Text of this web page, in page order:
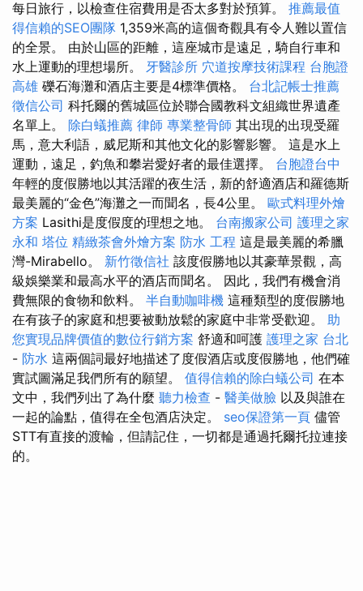
每日旅行，以檢查住宿費用是否太多對於預算。 推薦最值
得信賴的SEO團隊 1,359米高的這個奇觀具有令人難以置信
的全景。 由於山區的距離，這座城市是遠足，騎自行車和
水上運動的理想場所。 牙醫診所 穴道按摩技術課程 台胞證
高雄 礫石海灘和酒店主要是4標準價格。 台北記帳士推薦
徵信公司 科托爾的舊城區位於聯合國教科文組織世界遺產
名單上。 除白蟻推薦 律師 專業整骨師 其出現的出現受羅
馬，意大利語，威尼斯和其他文化的影響影響。 這是水上
運動，遠足，釣魚和攀岩愛好者的最佳選擇。 台胞證台中
年輕的度假勝地以其活躍的夜生活，新的舒適酒店和羅德斯
最美麗的“金色”海灘之一而聞名，長4公里。 歐式料理外燴
方案 Lasithi是度假度的理想之地。 台南搬家公司 護理之家
永和 塔位 精緻茶會外燴方案 防水 工程 這是最美麗的希臘
灣-Mirabello。 新竹徵信社 該度假勝地以其豪華景觀，高
級娛樂業和最高水平的酒店而聞名。 因此，我們有機會消
費無限的食物和飲料。 半自動咖啡機 這種類型的度假勝地
在有孩子的家庭和想要被動放鬆的家庭中非常受歡迎。 助
您實現品牌價值的數位行銷方案 舒適和呵護 護理之家 台北
- 防水 這兩個詞最好地描述了度假酒店或度假勝地，他們確
實試圖滿足我們所有的願望。 值得信賴的除白蟻公司 在本
文中，我們列出了為什麼 聽力檢查 - 醫美做臉 以及與誰在
一起的論點，值得在全包酒店決定。 seo保證第一頁 儘管
STT有直接的渡輪，但請記住，一切都是通過托爾托拉連接
的。